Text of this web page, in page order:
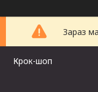
Зараз
Крок-шоп